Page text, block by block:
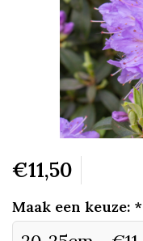
€11,50
Maak een keuze: *